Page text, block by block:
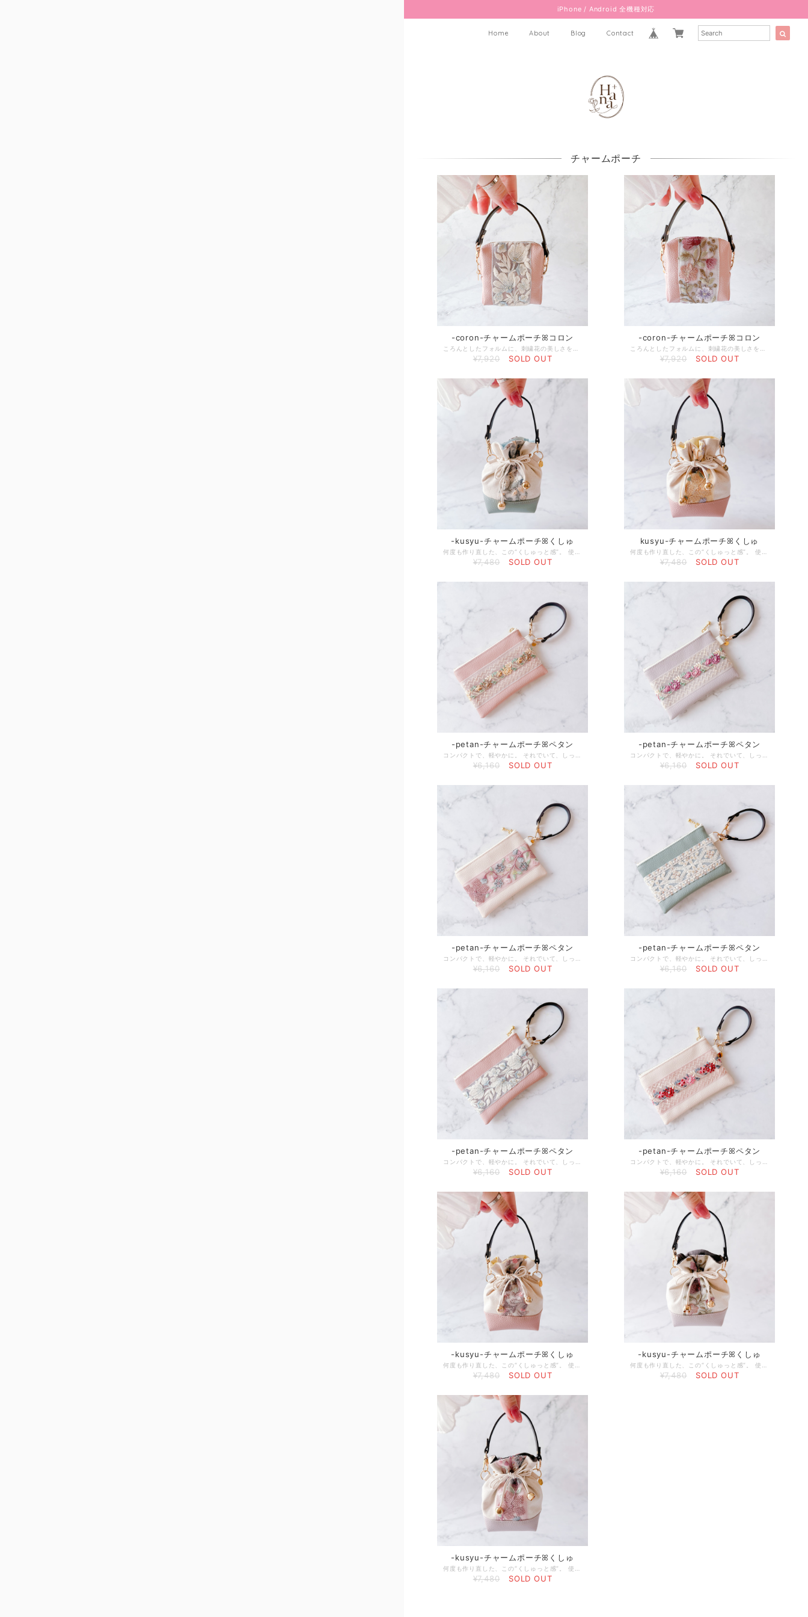
iPhone / Android 全機種対応
Home About Blog Contact
チャームポーチ
-coron-チャームポーチꕤコロン
¥7,920 SOLD OUT
-coron-チャームポーチꕤコロン
¥7,920 SOLD OUT
-kusyu-チャームポーチꕤくしゅ
¥7,480 SOLD OUT
kusyu-チャームポーチꕤくしゅ
¥7,480 SOLD OUT
-petan-チャームポーチꕤペタン
¥6,160 SOLD OUT
-petan-チャームポーチꕤペタン
¥6,160 SOLD OUT
-petan-チャームポーチꕤペタン
¥6,160 SOLD OUT
-petan-チャームポーチꕤペタン
¥6,160 SOLD OUT
-petan-チャームポーチꕤペタン
¥6,160 SOLD OUT
-petan-チャームポーチꕤペタン
¥6,160 SOLD OUT
-kusyu-チャームポーチꕤくしゅ
¥7,480 SOLD OUT
-kusyu-チャームポーチꕤくしゅ
¥7,480 SOLD OUT
-kusyu-チャームポーチꕤくしゅ
¥7,480 SOLD OUT